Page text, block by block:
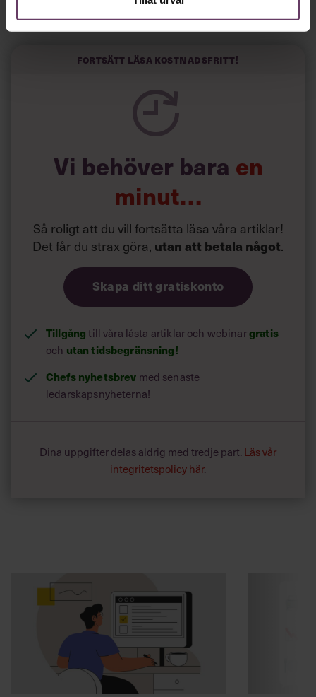
Horwitz har nu utvecklat sitt trick till en affärsidé: appen
Sinceerly som konverterar formellt och minutiöst
kortfattat slarviga vd-stilen.
Fortsätt läsa kostnadsfritt!
Vi behöver bara en
minut…
Så roligt att du vill fortsätta läsa våra artiklar!
Det får du strax göra, utan att betala något.
Skapa ditt gratiskonto
Tillgångtill våra låsta artiklar och webinargratis
och utan tidsbegränsning!
Chefs nyhetsbrev med senaste
ledarskapsnyheterna!
Dina uppgifter delas aldrig med tredje part. Läs vår
integritetspolicy här.